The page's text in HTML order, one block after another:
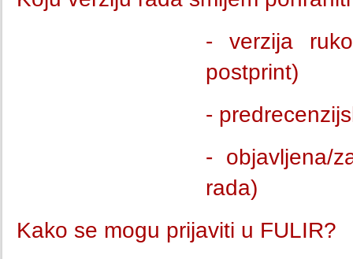
- verzija
postprint)
-
- objavljena/
rada)
Kako se mogu prijaviti u FULIR?